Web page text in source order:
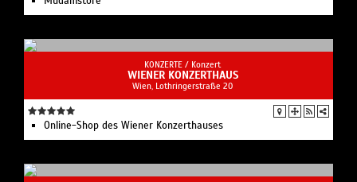
KONZERTE / Konzert
WIENER KONZERTHAUS
Wien, Lothringerstraße 20
Online-Shop des Wiener Konzerthauses